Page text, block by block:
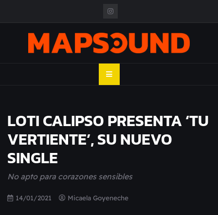
MAPSOUND
LOTI CALIPSO PRESENTA ‘TU
VERTIENTE’, SU NUEVO
SINGLE
No apto para corazones sensibles
14/01/2021 Micaela Goyeneche